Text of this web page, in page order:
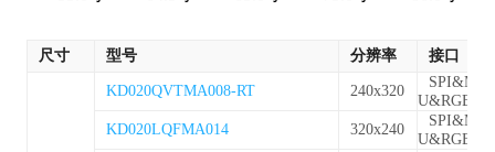
尺寸 型号 分辨率
接口
KD020QVTMA008-RT
240x320
SPI&MC
U&RGB
KD020LQFMA014
320x240
SPI&MC
U&RGB